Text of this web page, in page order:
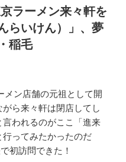
ラーメン来々軒を
らいけん）」、夢
稲毛
メン店舗の元祖として開
ら来々軒は閉店してし
われるのがここ「進来
ってみたかったのだ
初訪問できた！